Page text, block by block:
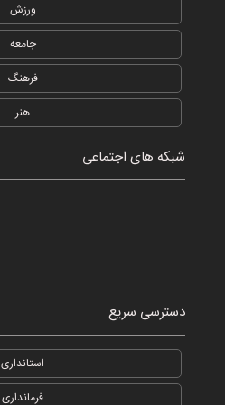
ورزش
جامعه
فرهنگ
هنر
شبکه های اجتماعی
دسترسی سریع
استانداری
فرمانداری